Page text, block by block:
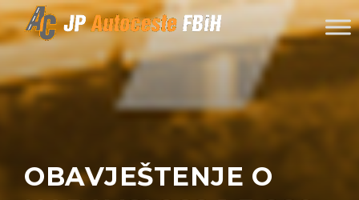
Skip to content
OBAVJEŠTENJE O